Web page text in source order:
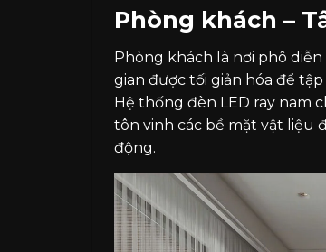
Phòng khách –
Phòng khách là nơi phô
gian được tối giản hóa để
Hệ thống đèn LED ray nam
tôn vinh các bề mặt vật liệu
động.